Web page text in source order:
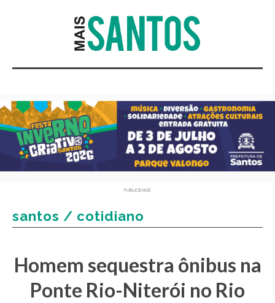
PUBLICIDADE
santos / cotidiano
Homem sequestra ônibus na
Ponte Rio-Niterói no Rio